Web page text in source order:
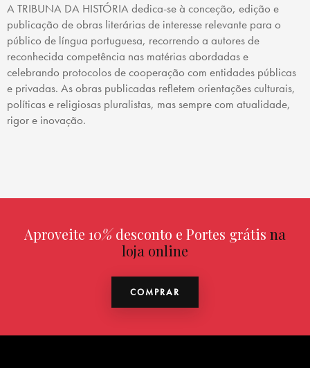
A TRIBUNA DA HISTÓRIA dedica-se à conceção, edição e
publicação de obras literárias de interesse relevante para o
público de língua portuguesa, recorrendo a autores de
reconhecida competência nas matérias abordadas e
celebrando protocolos de cooperação com entidades públicas
e privadas. As obras publicadas refletem orientações culturais,
políticas e religiosas pluralistas, mas sempre com atualidade,
rigor e inovação.
Aproveite 10%desconto e Portes grátis na
loja online
COMPRAR